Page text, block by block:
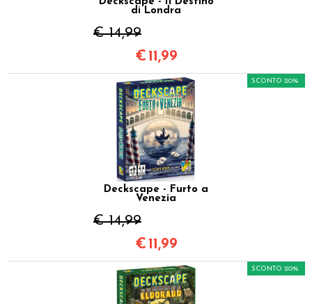
di Londra
€ 14,99
€ 11,99
Deckscape - Furto a
Venezia
€ 14,99
SCONTO 20%
€ 11,99
SCONTO 20%